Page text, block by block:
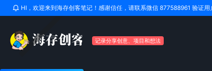
HI，欢迎来到海存创客笔记！感谢信任，请联系微信 877588961 验证用
记录分享创意、项目和想法